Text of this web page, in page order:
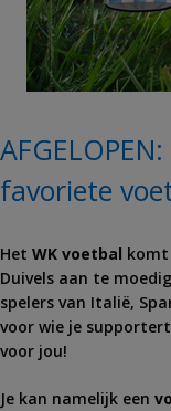
favoriete
Het WK voetbal komt
Duivels aan te
spelers van Italië,
voor wie je
voor jou!
Je kan namelijk een